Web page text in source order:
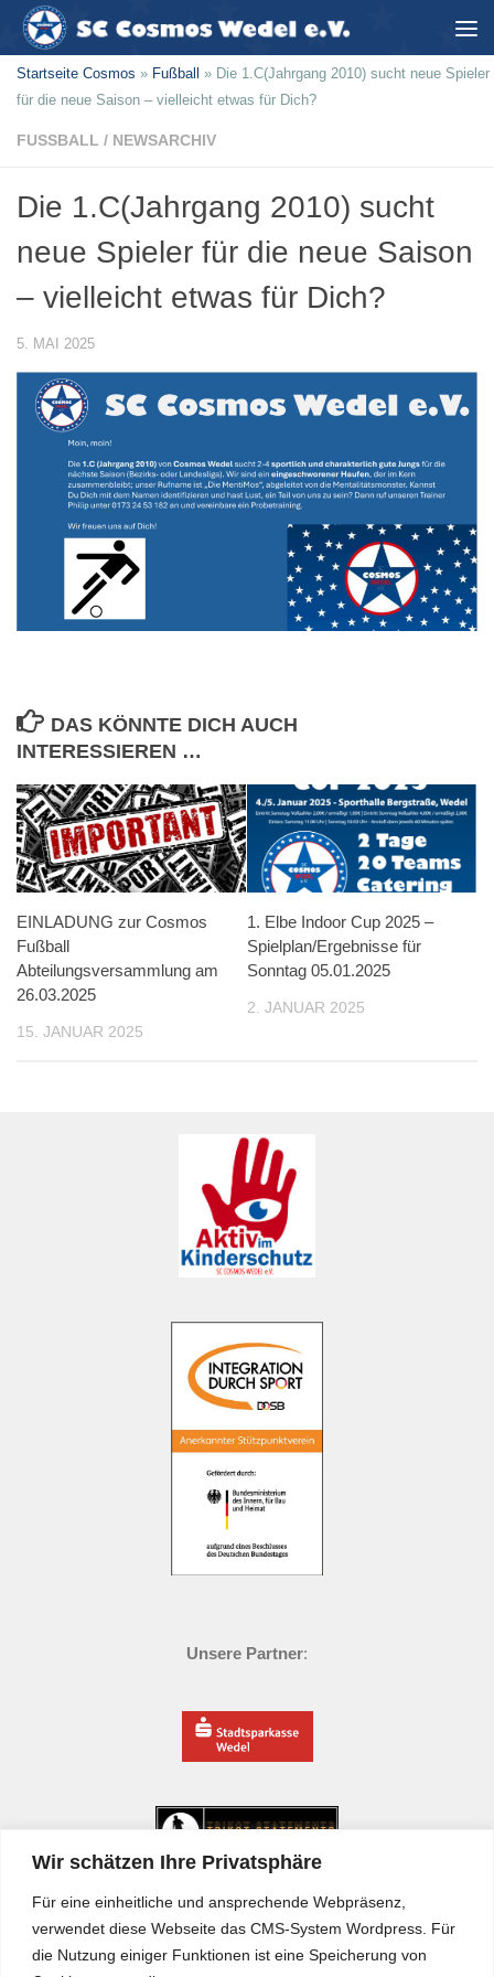
Wir schätzen Ihre Privatsphäre
Für eine einheitliche und ansprechende Webpräsenz,
verwendet diese Webseite das CMS-System Wordpress. Für
die Nutzung einiger Funktionen ist eine Speicherung von
Zum Inhalt springen
Startseite Cosmos » Fußball » Die 1.C(Jahrgang 2010) sucht neue Spieler
für die neue Saison – vielleicht etwas für Dich?
FUSSBALL / NEWSARCHIV
Die 1.C(Jahrgang 2010) sucht
neue Spieler für die neue Saison
– vielleicht etwas für Dich?
5. MAI 2025
DAS KÖNNTE DICH AUCH
INTERESSIEREN …
EINLADUNG zur Cosmos
Fußball
Abteilungsversammlung am
26.03.2025
15. JANUAR 2025
1. Elbe Indoor Cup 2025 –
Spielplan/Ergebnisse für
Sonntag 05.01.2025
2. JANUAR 2025
Unsere Partner: